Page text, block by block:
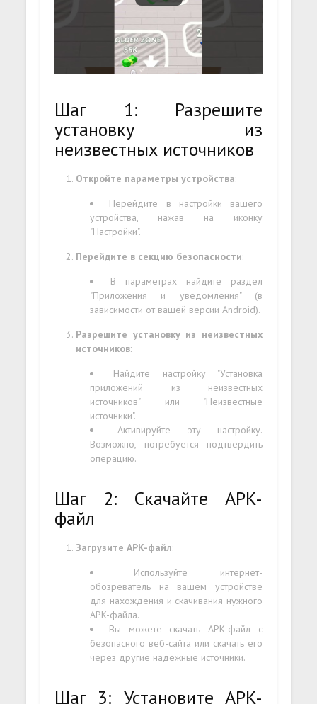
Шаг 1: Разрешите
установку из
неизвестных источников
Откройте параметры устройства:
Перейдите в настройки вашего
устройства, нажав на иконку
"Настройки".
Перейдите в секцию безопасности:
В параметрах найдите раздел
"Приложения и уведомления" (в
зависимости от вашей версии Android).
Разрешите установку из неизвестных
источников:
Найдите настройку "Установка
приложений из неизвестных
источников" или "Неизвестные
источники".
Активируйте эту настройку.
Возможно, потребуется подтвердить
операцию.
Шаг 2: Скачайте APK-
файл
Загрузите APK-файл:
Используйте интернет-
обозреватель на вашем устройстве
для нахождения и скачивания нужного
APK-файла.
Вы можете скачать APK-файл с
безопасного веб-сайта или скачать его
через другие надежные источники.
Шаг 3: Установите APK-